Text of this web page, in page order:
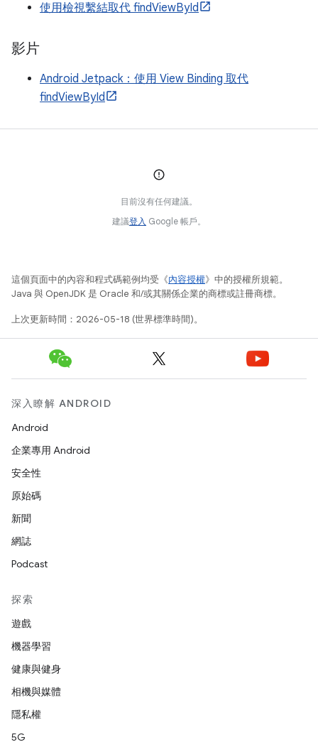
使用檢視繫結取代 findViewById
影片
Android Jetpack：使用 View Binding 取代
findViewById
目前沒有任何建議。
建議登入 Google 帳戶。
這個頁面中的內容和程式碼範例均受《內容授權》中的授權所規範。
Java 與 OpenJDK 是 Oracle 和/或其關係企業的商標或註冊商標。
上次更新時間：2026-05-18 (世界標準時間)。
深入瞭解 ANDROID
Android
企業專用 Android
安全性
原始碼
新聞
網誌
Podcast
探索
遊戲
機器學習
健康與健身
相機與媒體
隱私權
5G